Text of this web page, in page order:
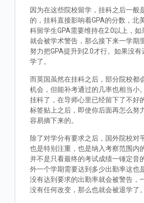
因为在这些院校留学，挂科之后一般
的，挂科直接影响着GPA的分数，北
科留学生GPA需要维持在2.0以上，如
就会被学术警告，那么接下来一学期
努力把GPA提升到2.0才行。如果没
学了。
而英国虽然在挂科之后，部分院校都
机会，但能补考通过的几率也相当小
挂科了，在导师心里已经留下了不好
标签贴上之后，即使你后面再怎么努
容易摘下来的。
除了对学分有要求之后，国外院校对
也是特别注重，也是纳入考察范围内
并不是只看最终的考试成绩一锤定音
外一个学期需要达到多少出勤率这也
没有达到要求的出勤率就会被警告，
没有任何改变，那么也就会被退学了。